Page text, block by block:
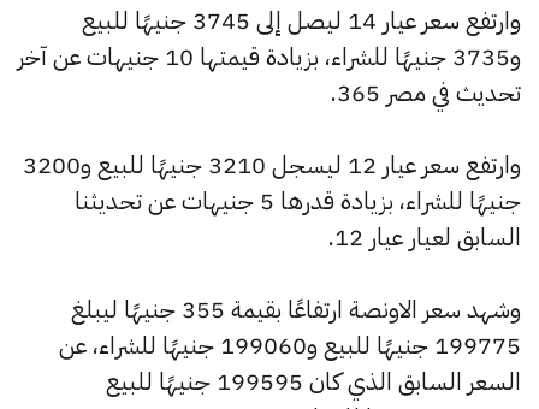
وارتفع سعر عيار 14 ليصل إلى 3745 جنيهًا للبيع
و3735 جنيهًا للشراء، بزيادة قيمتها 10 جنيهات عن آخر
تحديث في مصر 365.
وارتفع سعر عيار 12 ليسجل 3210 جنيهًا للبيع و3200
جنيهًا للشراء، بزيادة قدرها 5 جنيهات عن تحديثنا
السابق لعيار عيار 12.
وشهد سعر الاونصة ارتفاعًا بقيمة 355 جنيهًا ليبلغ
199775 جنيهًا للبيع و199060 جنيهًا للشراء، عن
السعر السابق الذي كان 199595 جنيهًا للبيع